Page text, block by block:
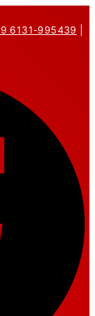
6131-995439